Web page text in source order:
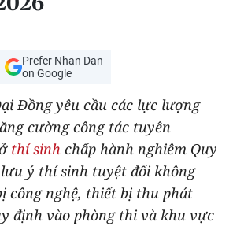
Prefer Nhan Dan
on Google
Đồng yêu cầu các lực lượng
cường công tác tuyên
thí sinh chấp hành nghiêm Quy
ý thí sinh tuyệt đối không
công nghệ, thiết bị thu phát
định vào phòng thi và khu vực